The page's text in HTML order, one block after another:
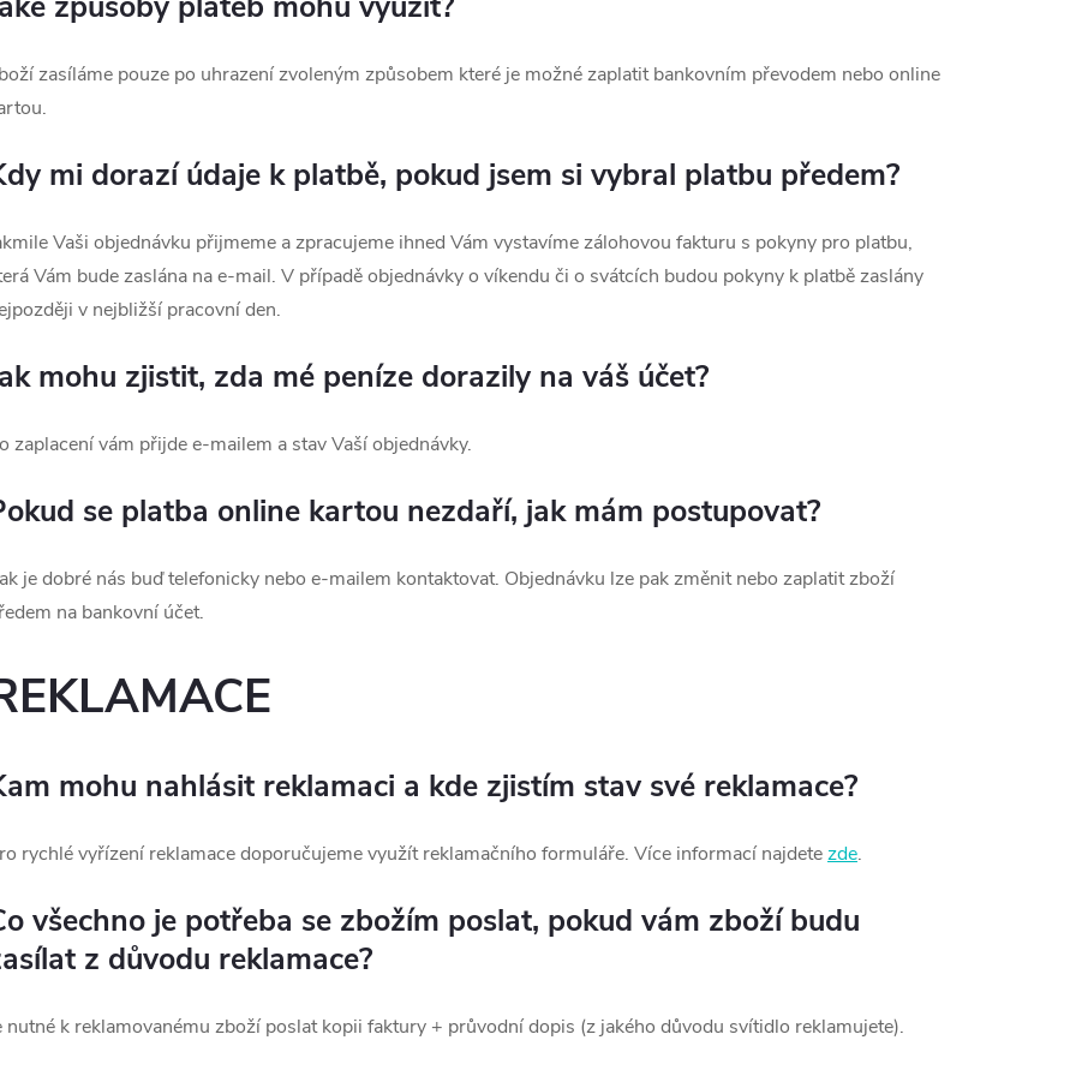
zasíláme pouze po uhrazení zvoleným způsobem které je možné zaplatit bankovním převodem nebo online
mi dorazí údaje k platbě, pokud jsem si vybral platbu předem?
Vaši objednávku přijmeme a zpracujeme ihned Vám vystavíme zálohovou fakturu s pokyny pro platbu,
Vám bude zaslána na e-mail. V případě objednávky o víkendu či o svátcích budou pokyny k platbě zaslány
v nejbližší pracovní den.
mohu zjistit, zda mé peníze dorazily na váš účet?
zaplacení vám přijde e-mailem a stav Vaší objednávky.
se platba online kartou nezdaří, jak mám postupovat?
je dobré nás buď telefonicky nebo e-mailem kontaktovat. Objednávku lze pak změnit nebo zaplatit zboží
na bankovní účet.
mohu nahlásit reklamaci a kde zjistím stav své reklamace?
rychlé vyřízení reklamace doporučujeme využít reklamačního formuláře. Více informací najdetezde.
všechno je potřeba se zbožím poslat, pokud vám zboží budu
z důvodu reklamace?
nutné k reklamovanému zboží poslat kopii faktury + průvodní dopis (z jakého důvodu svítidlo reklamujete).